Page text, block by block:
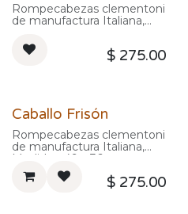
Rompecabezas clementoni
de manufactura Italiana,
$ 275.00
Caballo Frisón
Rompecabezas clementoni
de manufactura Italiana,
Medidas: 49 x 36 cm
$ 275.00